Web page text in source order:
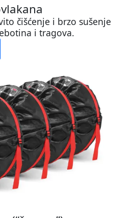
čišćenje i brzo sušenje
i tragova.